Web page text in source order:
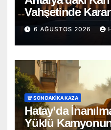
Vahşetinde Karar
6 AĞUSTOS 2026
🚨 SON DAKİKA KAZA
Hatay’da
Yüklü